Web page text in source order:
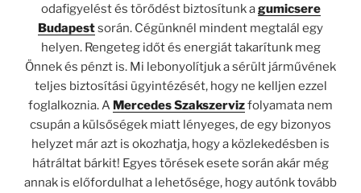
odafigyelést és törődést biztosítunk agumicsere
Budapestsorán. Cégünknél mindent megtalál egy
helyen. Rengeteg időt és energiát takarítunk meg
Önnek és pénzt is. Mi lebonyolítjuk a sérült járművének
teljes biztosítási ügyintézését, hogy ne kelljen ezzel
foglalkoznia. A Mercedes Szakszervizfolyamata nem
csupán a külsőségek miatt lényeges, de egy bizonyos
helyzet már azt is okozhatja, hogy a közlekedésben is
hátráltat bárkit! Egyes törések esete során akár még
annak is előfordulhat a lehetősége, hogy autónk tovább